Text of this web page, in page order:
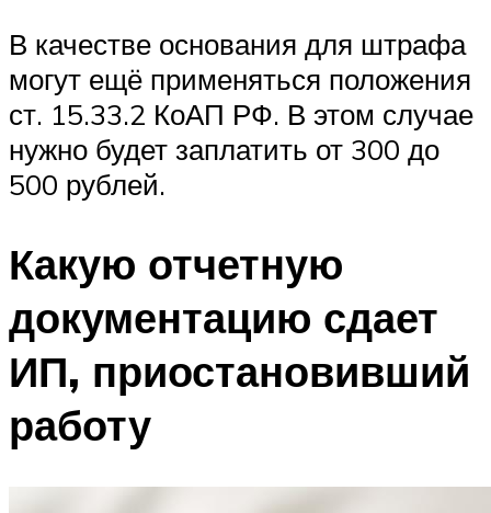
В качестве основания для штрафа
могут ещё применяться положения
ст. 15.33.2 КоАП РФ. В этом случае
нужно будет заплатить от 300 до
500 рублей.
Какую отчетную
документацию сдает
ИП, приостановивший
работу